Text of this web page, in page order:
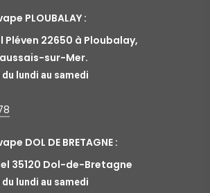
PLOUBALAY :
Pléven 22650 à Ploubalay,
sur-Mer.
lundi au samedi
DOL DE BRETAGNE :
35120 Dol-de-Bretagne
lundi au samedi